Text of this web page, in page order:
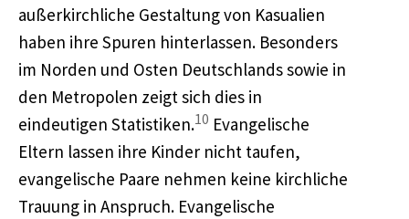
außerkirchliche Gestaltung von Kasualien
haben ihre Spuren hinterlassen. Besonders
im Norden und Osten Deutschlands sowie in
den Metropolen zeigt sich dies in
eindeutigen Statistiken.10 Evangelische
Eltern lassen ihre Kinder nicht taufen,
evangelische Paare nehmen keine kirchliche
Trauung in Anspruch. Evangelische